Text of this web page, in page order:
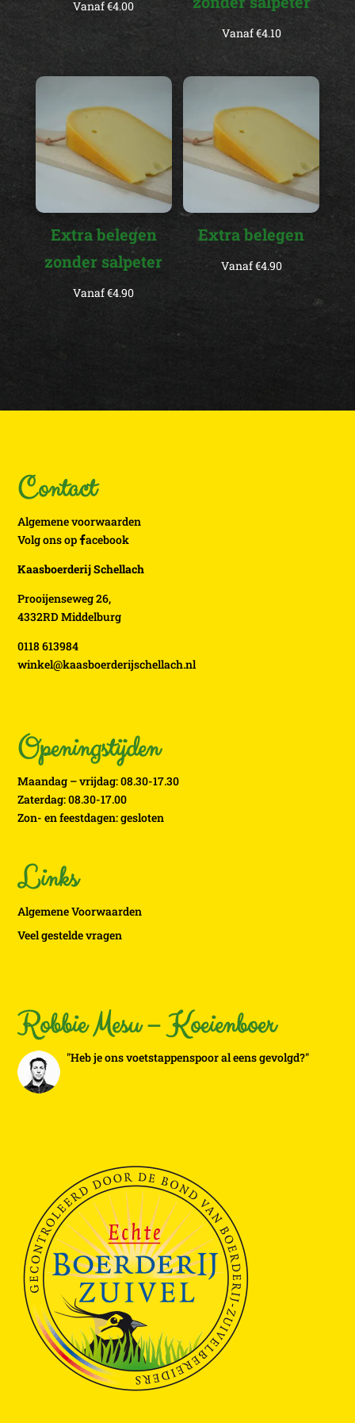
Vanaf€4.00
Vanaf€4.10
Extra belegen
zonder salpeter
Vanaf€4.90
Extra belegen
Vanaf€4.90
Contact
Algemene voorwaarden
Volg ons op acebook
Kaasboerderij Schellach
Prooijenseweg 26,
4332RD Middelburg
0118 613984
winkel@kaasboerderijschellach.nl
Openingstijden
Maandag – vrijdag: 08.30-17.30
Zaterdag: 08.30-17.00
Zon- en feestdagen: gesloten
Links
Algemene Voorwaarden
Veel gestelde vragen
Robbie Mesu – Koeienboer
"Heb je ons voetstappenspoor al eens gevolgd?"